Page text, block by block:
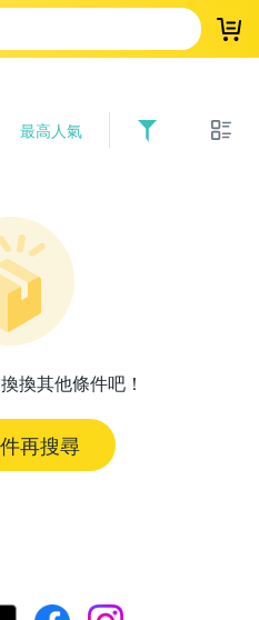
登
最高人氣
換其他條件吧！
再搜尋